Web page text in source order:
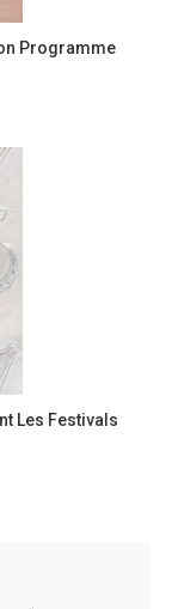
Programme
Les Festivals